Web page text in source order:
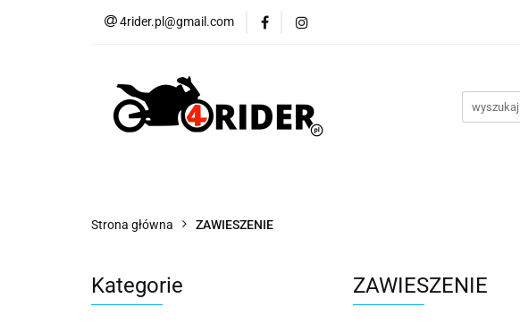
4rider.pl@gmail.com
Cross i enduro Rowerowe
Akcesoria motocyklowe
Dla dzieci
Strona główna ZAWIESZENIE
Kategorie ZAWIESZENIE